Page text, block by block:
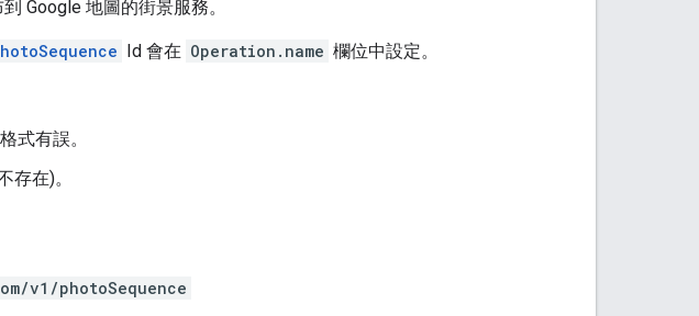
Google 地圖的街景服務。
Id 會在 Operation.name 欄位中設定。
式有誤。
存在)。
v1/photoSequence